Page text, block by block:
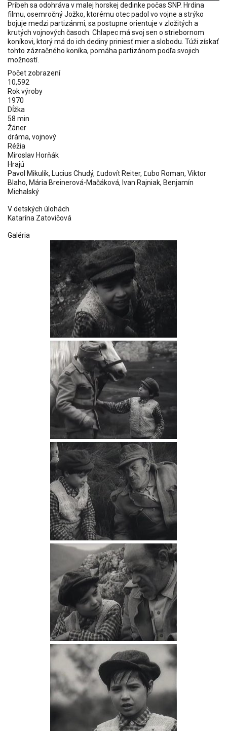
Príbeh sa odohráva v malej horskej dedinke počas SNP. Hrdina
filmu, osemročný Jožko, ktorému otec padol vo vojne a strýko
bojuje medzi partizánmi, sa postupne orientuje v zložitých a
krutých vojnových časoch. Chlapec má svoj sen o striebornom
koníkovi, ktorý má do ich dediny priniesť mier a slobodu. Túži získať
tohto zázračného koníka, pomáha partizánom podľa svojich
možností.
Počet zobrazení
10,592
Rok výroby
1970
Dĺžka
58 min
Žáner
dráma, vojnový
Réžia
Miroslav Horňák
Hrajú
Pavol Mikulík, Lucius Chudý, Ľudovít Reiter, Ľubo Roman, Viktor
Blaho, Mária Breinerová-Mačáková, Ivan Rajniak, Benjamín
Michalský
V detských úlohách
Katarína Zatovičová
Galéria